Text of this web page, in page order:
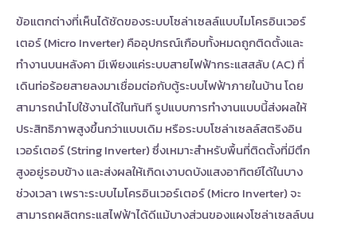
ข้อแตกต่างที่เห็นได้ชัดของระบบโซล่าเซลล์แบบไมโครอินเวอร์
เตอร์ (Micro Inverter) คืออุปกรณ์เกือบทั้งหมดถูกติดตั้งและ
ทำงานบนหลังคา มีเพียงแค่ระบบสายไฟฟ้ากระแสสลับ (AC) ที่
เดินท่อร้อยสายลงมาเชื่อมต่อกับตู้ระบบไฟฟ้าภายในบ้าน โดย
สามารถนำไปใช้งานได้ในทันที รูปแบบการทำงานแบบนี้ส่งผลให้
ประสิทธิภาพสูงขึ้นกว่าแบบเดิม หรือระบบโซล่าเซลล์สตริงอิน
เวอร์เตอร์ (String Inverter) ซึ่งเหมาะสำหรับพื้นที่ติดตั้งที่มีตึก
สูงอยู่รอบข้าง และส่งผลให้เกิดเงาบดบังแสงอาทิตย์ได้ในบาง
ช่วงเวลา เพราะระบบไมโครอินเวอร์เตอร์ (Micro Inverter) จะ
สามารถผลิตกระแสไฟฟ้าได้ดีแม้บางส่วนของแผงโซล่าเซลล์บน